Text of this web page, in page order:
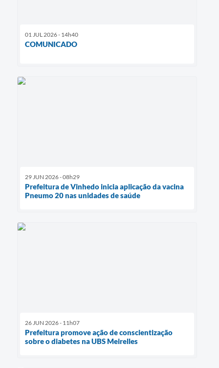
01 JUL 2026 - 14h40
COMUNICADO
29 JUN 2026 - 08h29
Prefeitura de Vinhedo inicia aplicação da vacina
Pneumo 20 nas unidades de saúde
26 JUN 2026 - 11h07
Prefeitura promove ação de conscientização
sobre o diabetes na UBS Meirelles